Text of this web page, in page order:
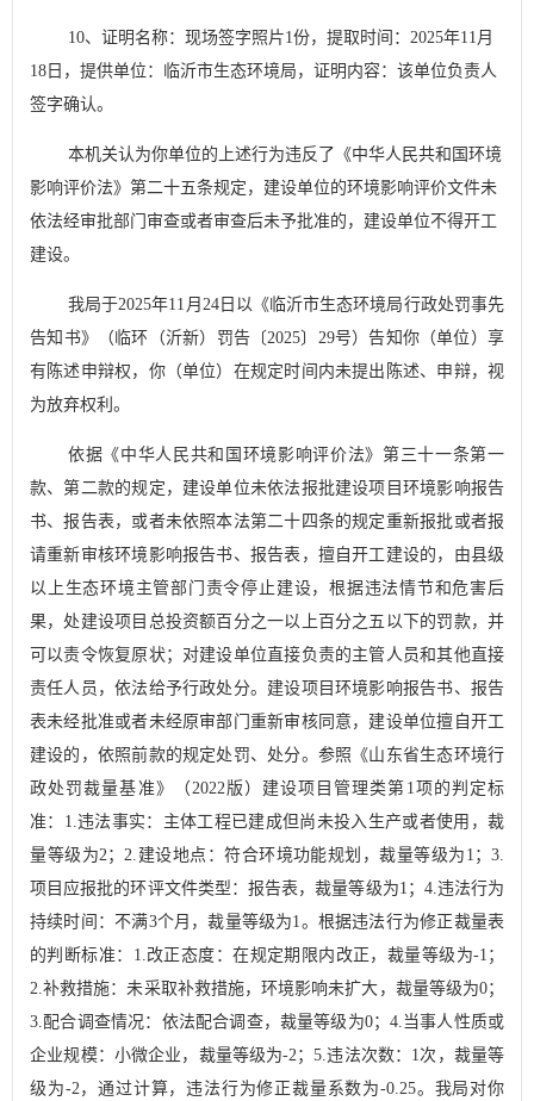
10、证明名称：现场签字照片1份，提取时间：2025年11月
18 日，提供单位：临沂市生态环境局，证明内容：该单位负责人
签字确认。
本机关认为你单位的上述行为违反了 《中华人民共和国环境
影响评价法》第二十五条规定， 建设单位的环境影响评价文件未
依法经审批部门审查或者审查后未予批准的，建设单位不得开工
建设。
我局于2025年11 月 24日以《临沂市生态环境局行政处罚事先
告知书》（临环（沂新）罚告〔2025〕 29号）告知你（单位）享
有陈述申辩权，你（单位） 在规定时间内未提出陈述、申辩，视
为放弃权利。
依据《中华人民共和国环境影响评价法》第三十一条第一
款、第二款的规定， 建设单位未依法报批建设项目环境影响报告
书、报告表，或者未依照本法第二十四条的规定重新报批或者报
请重新审核环境影响报告书、报告表，擅自开工建设的，由县级
以上生态环境主管部门责令停止建设，根据违法情节和危害后
果，处建设项目总投资额百分之一以上百分之五以下的罚款，并
可以责令恢复原状；对建设单位直接负责的主管人员和其他直接
责任人员，依法给予行政处分。建设项目环境影响报告书、报告
表未经批准或者未经原审部门重新审核同意，建设单位擅自开工
建设的，依照前款的规定处罚、处分。 参照《山东省生态环境行
政处罚裁量基准》（2022版）建设项目管理类第 1项的判定标
准： 1.违法事实：主体工程已建成但尚未投入生产或者使用，裁
量等级为2；2. 建设地点：符合环境功能规划，裁量等级为 1 ； 3.
项目应报批的环评文件类型：报告表，裁量等级为1 ； 4.违法行为
持续时间：不满3个月，裁量等级为1。根据违法行为修正裁量表
的判断标准： 1.改正态度：在规定期限内改正，裁量等级为-1 ；
2.补救措施：未采取补救措施，环境影响未扩大，裁量等级为0；
3.配合调查情况：依法配合调查，裁量等级为0； 4. 当事人性质或
企业规模：小微企业，裁量等级为-2；5.违法次数： 1次，裁量等
级为-2，通过计算，违法行为修正裁量系数为-0.25。我局对你